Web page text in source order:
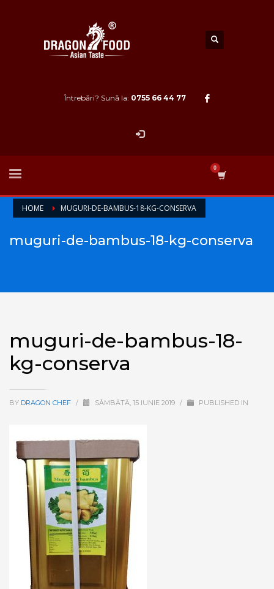
Întrebări? Sună la: 0755 66 44 77
HOME MUGURI-DE-BAMBUS-18-KG-CONSERVA
muguri-de-bambus-18-kg-conserva
muguri-de-bambus-18-
kg-conserva
BY DRAGON CHEF / SÂMBĂTĂ, 15 IUNIE 2019 / PUBLISHED IN